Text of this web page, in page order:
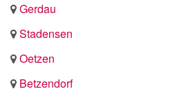
Gerdau
Stadensen
Oetzen
Betzendorf